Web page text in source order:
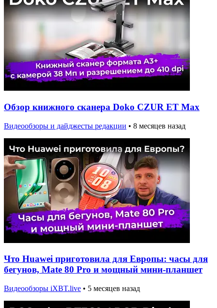
Обзор книжного сканера Doko CZUR ET Max
Видеообзоры и дайджесты редакции • 8 месяцев назад
Что Huawei приготовила для Европы: часы для
бегунов, Mate 80 Pro и мощный мини-планшет
Видеообзоры iXBT.live • 5 месяцев назад